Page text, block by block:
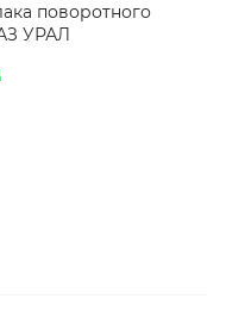
поворотного
УРАЛ